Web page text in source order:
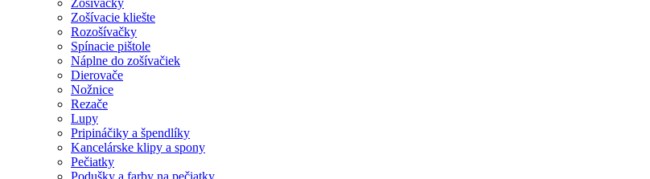
Zošívačky
Zošívacie kliešte
Rozošívačky
Spínacie pištole
Náplne do zošívačiek
Dierovače
Nožnice
Rezače
Lupy
Pripináčiky a špendlíky
Kancelárske klipy a spony
Pečiatky
Podušky a farby na pečiatky